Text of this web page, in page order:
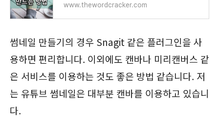
www.thewordcracker.com
썸네일 만들기의 경우 Snagit 같은 플러그인을 사
용하면 편리합니다. 이외에도 캔바나 미리캔버스 같
은 서비스를 이용하는 것도 좋은 방법 같습니다. 저
는 유튜브 썸네일은 대부분 캔바를 이용하고 있습니
다.